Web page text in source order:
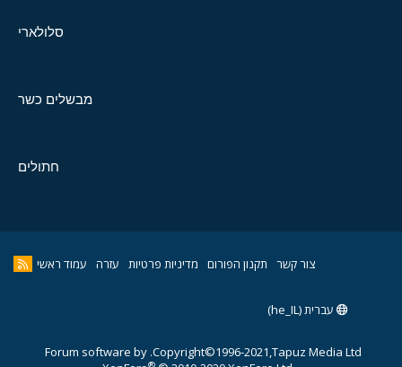
סלולארי
מבשלים כשר
חתולים
צור קשר תקנון הפורום מדיניות פרטיות עזרה עמוד ראשי
עברית (he_IL)
Copyright©1996-2021,Tapuz Media Ltd.
Forum software by